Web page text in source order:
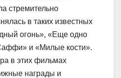
стремительно
в таких известных
огонь», «Еще одно
и «Милые кости».
в этих фильмах
награды и